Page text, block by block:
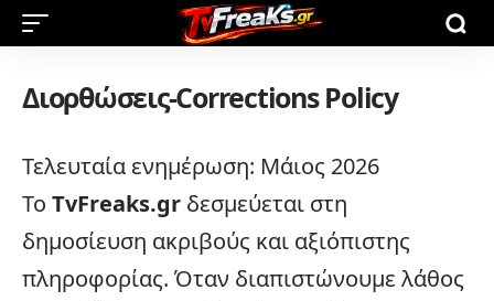
Διορθώσεις-Corrections Policy
Τελευταία ενημέρωση: Μάιος 2026
Το TvFreaks.gr δεσμεύεται στη
δημοσίευση ακριβούς και αξιόπιστης
πληροφορίας. Όταν διαπιστώνουμε λάθος